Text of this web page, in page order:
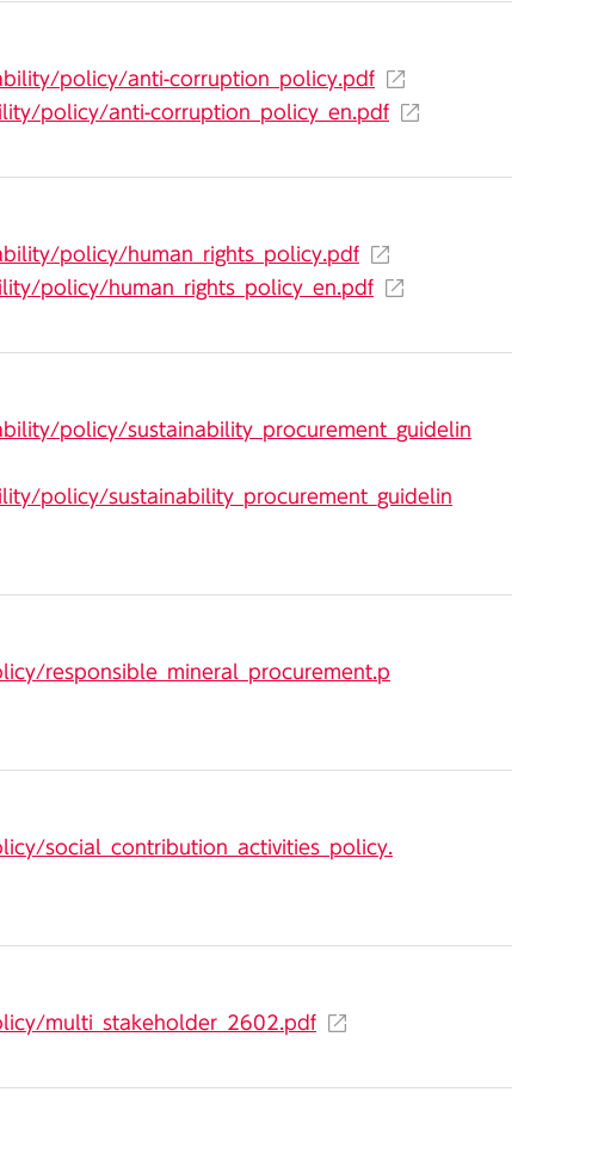
policy/anti-corruption_policy.pdf
policy/anti-corruption_policy_en.pdf
policy/human_rights_policy.pdf
policy/human_rights_policy_en.pdf
policy/sustainability_procurement_guidelin
policy/sustainability_procurement_guidelin
responsible_mineral_procurement.p
social_contribution_activities_policy.
multi_stakeholder_2602.pdf